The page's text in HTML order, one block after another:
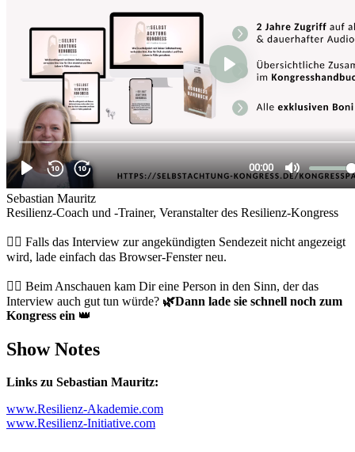
Sebastian Mauritz
Resilienz-Coach und -Trainer, Veranstalter des Resilienz-Kongress
👉🏻 Falls das Interview zur angekündigten Sendezeit nicht angezeigt
wird, lade einfach das Browser-Fenster neu.
👉🏻 Beim Anschauen kam Dir eine Person in den Sinn, der das
Interview auch gut tun würde? 🌿Dann lade sie schnell noch zum
Kongress ein 👑
Show Notes
Links zu Sebastian Mauritz:
www.Resilienz-Akademie.com
www.Resilienz-Initiative.com